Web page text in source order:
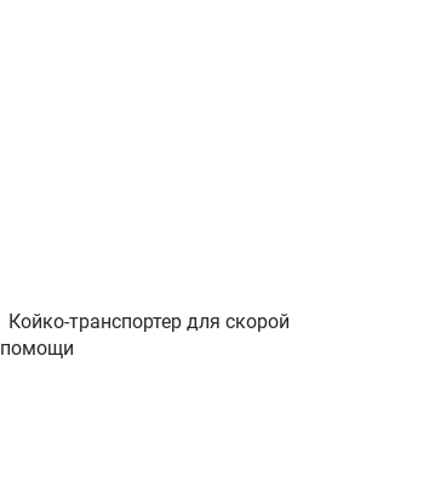
Койко-транспортер для скорой
помощи